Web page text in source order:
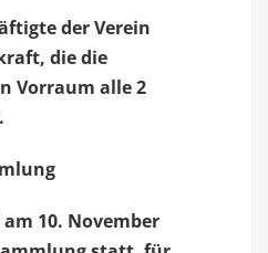
der Verein
die die
Vorraum alle 2
10. November